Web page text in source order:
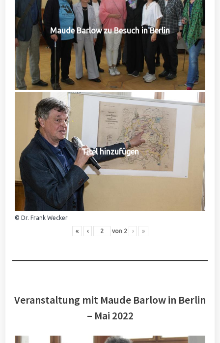
Maude Barlow zu Besuch in Berlin
Titel hinzufügen
© Dr. Frank Wecker
« ‹ von 2 › »
Veranstaltung mit Maude Barlow in Berlin
– Mai 2022